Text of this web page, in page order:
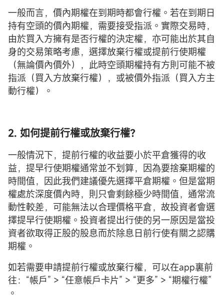
一般而言，價內期權在到期時都會行權。若在到期日
持有空頭的價內期權，需要接受指派。實際交易時，
由於買入方擁有是否行權的決定權，亦可能出於其自
身的交易策略考慮，選擇放棄行權或提前行使期權
（無論價內價外），此時空頭期權持有方則可能不被
指派（買入方放棄行權），或被價外指派（買入方主
動行權）。
2. 如何提前行權或放棄行權？
一般情況下，提前行權的收益要小於平倉獲得的收
益，提早行使期權通常並不划算，因為要捨棄期權的
時間值，因此我們建議優先選擇平倉期權。但是當期
權處於深度價內時，則只會剩餘極少時間值，通常流
動性較差，可能無法以合理價格平倉，故投資者會選
擇提早行使期權。投資者提出行使的另一原因是當投
資者欲取得正股的股息而於除息日前行使有關之認購
期權。
如若需要申請提前行權或放棄行權，可以在app裏前
往：“帳戶” > “任意帳戶卡片” > “更多” > “期權行權”
。